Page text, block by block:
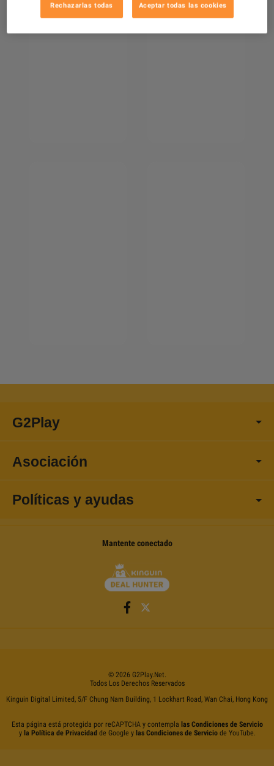
G2Play
Asociación
Políticas y ayudas
Mantente conectado
© 2026 G2Play.net.
Todos Los Derechos Reservados
Kinguin Digital Limited, 5/F Chung Nam Building, 1 Lockhart Road, Wan Chai, Hong Kong
Esta página está protegida por reCAPTCHA y contempla las Condiciones de Servicio
y la Política de Privacidad de Google y las Condiciones de Serviciode YouTube.
Rechazarlas todas Aceptar todas las cookies